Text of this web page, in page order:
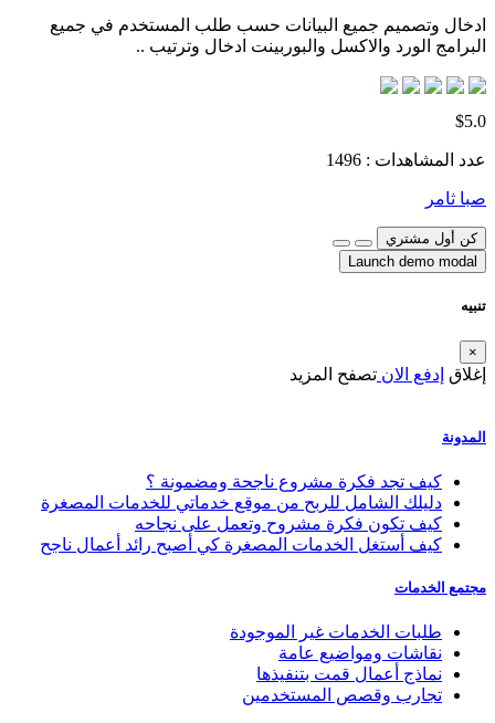
ادخال وتصميم جميع البيانات حسب طلب المستخدم في جميع
البرامج الورد والاكسل والبوربينت ادخال وترتيب ..
$5.0
عدد المشاهدات : 1496
صبا ثامر
كن أول مشتري
Launch demo modal
تنبيه
×
إغلاق إدفع الان تصفح المزيد
المدونة
كيف تجد فكرة مشروع ناجحة ومضمونة ؟
دليلك الشامل للربح من موقع خدماتي للخدمات المصغرة
كيف تكون فكرة مشروح وتعمل على نجاحه
كيف أستغل الخدمات المصغرة كي أصبح رائد أعمال ناجح
مجتمع الخدمات
طلبات الخدمات غير الموجودة
نقاشات ومواضيع عامة
نماذج أعمال قمت بتنفيذها
تجارب وقصص المستخدمين